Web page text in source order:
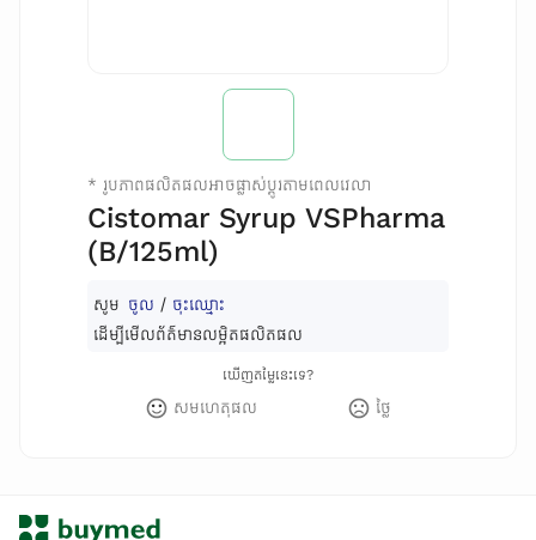
* រូបភាពផលិតផលអាចផ្លាស់ប្តូរតាមពេលវេលា
Cistomar Syrup​ VSPharma
(B/125ml)
សូម ចូល / ចុះឈ្មោះ
ដើម្បីមើលព័ត៌មានលម្អិតផលិតផល
ឃើញតម្លៃនេះទេ?
សមហេតុផល ថ្លៃ